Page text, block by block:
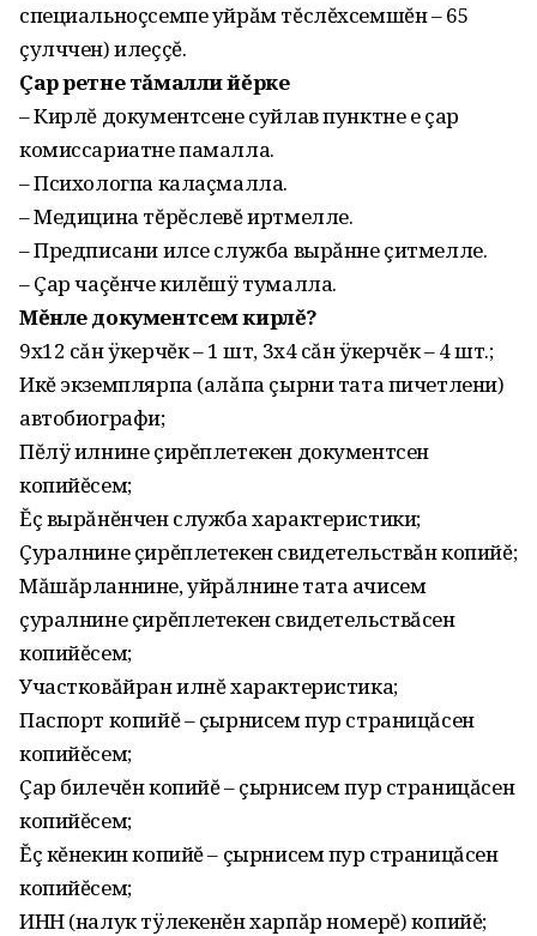
специальноçсемпе уйрăм тĕслĕхсемшĕн – 65
çулччен) илеççĕ.
Çар ретне тăмалли йĕрке
– Кирлĕ документсене суйлав пунктне е çар
комиссариатне памалла.
– Психологпа калаçмалла.
– Медицина тĕрĕслевĕ иртмелле.
– Предписани илсе служба вырăнне çитмелле.
– Çар чаçĕнче килĕшÿ тумалла.
Мĕнле документсем кирлĕ?
9х12 сăн ÿкерчĕк – 1 шт, 3х4 сăн ÿкерчĕк – 4 шт.;
Икĕ экземплярпа (алăпа çырни тата пичетлени)
автобиографи;
Пĕлÿ илнине çирĕплетекен документсен
копийĕсем;
Ĕç вырăнĕнчен служба характеристики;
Çуралнине çирĕплетекен свидетельствăн копийĕ;
Мăшăрланнине, уйрăлнине тата ачисем
çуралнине çирĕплетекен свидетельствăсен
копийĕсем;
Участковăйран илнĕ характеристика;
Паспорт копийĕ – çырнисем пур страницăсен
копийĕсем;
Çар билечĕн копийĕ – çырнисем пур страницăсен
копийĕсем;
Ĕç кĕнекин копийĕ – çырнисем пур страницăсен
копийĕсем;
ИНН (налук тÿлекенĕн харпăр номерĕ) копийĕ;